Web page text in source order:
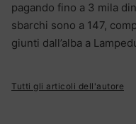
pagando fino a 3 mila
sbarchi sono a 147,
giunti dall’alba a
Tutti gli articoli dell'autore